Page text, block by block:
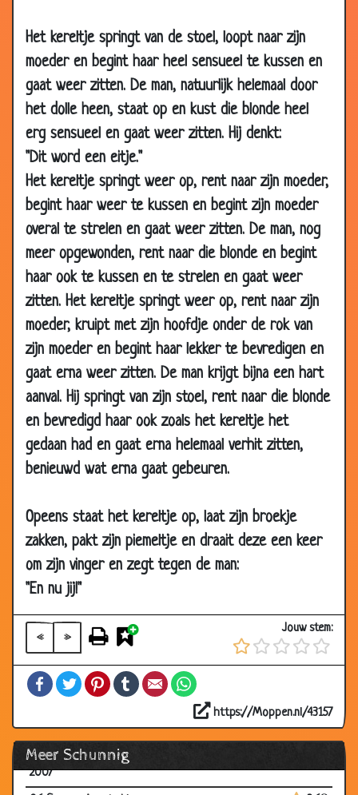
Het kereltje springt van de stoel, loopt naar zijn
moeder en begint haar heel sensueel te kussen en
gaat weer zitten. De man, natuurlijk helemaal door
het dolle heen, staat op en kust die blonde heel
erg sensueel en gaat weer zitten. Hij denkt:
"Dit word een eitje."
Het kereltje springt weer op, rent naar zijn moeder,
begint haar weer te kussen en begint zijn moeder
overal te strelen en gaat weer zitten. De man, nog
meer opgewonden, rent naar die blonde en begint
haar ook te kussen en te strelen en gaat weer
zitten. Het kereltje springt weer op, rent naar zijn
moeder, kruipt met zijn hoofdje onder de rok van
zijn moeder en begint haar lekker te bevredigen en
gaat erna weer zitten. De man krijgt bijna een hart
aanval. Hij springt van zijn stoel, rent naar die blonde
en bevredigd haar ook zoals het kereltje het
gedaan had en gaat erna helemaal verhit zitten,
benieuwd wat erna gaat gebeuren.
Opeens staat het kereltje op, laat zijn broekje
zakken, pakt zijn piemeltje en draait deze een keer
om zijn vinger en zegt tegen de man:
"En nu jij!"
« »
Jouw stem:
FacebookTwitterPinterestTumblrEmail
https://Moppen.nl/43157
Meer Schunnig
2008
20 Jan
2008
Een nieuwe Nintendo 3.66
21 Dec
Wedden?!? 2.98
14 Dec
2007
Generaals
13 Dec
2007
Superman 3.54
De Hema worst 3.97
29 Nov
2007
Pil of condoom? 3.71
2007
Voor z'n verjaardag
01 Nov
2007
29 Oct
2007
Eén schot
22 Oct
Vroeg naar bed
20 Oct
2007
Contactadvertentie
18 Oct
2007
Belasting
11 Oct
2007
Verschillende geuren 3.09
2007
2007
3.54
06 Sep
2007
Naar de hemel